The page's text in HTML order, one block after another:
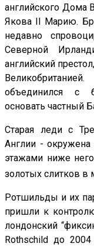
английского Дома
Якова II Марию.
недавно
Северной
английский
объединился с
основать частный
Старая леди с
Англии -
этажами ниже
золотых слитков в
Ротшильды и их
пришли к
лондонский
Rothschild до